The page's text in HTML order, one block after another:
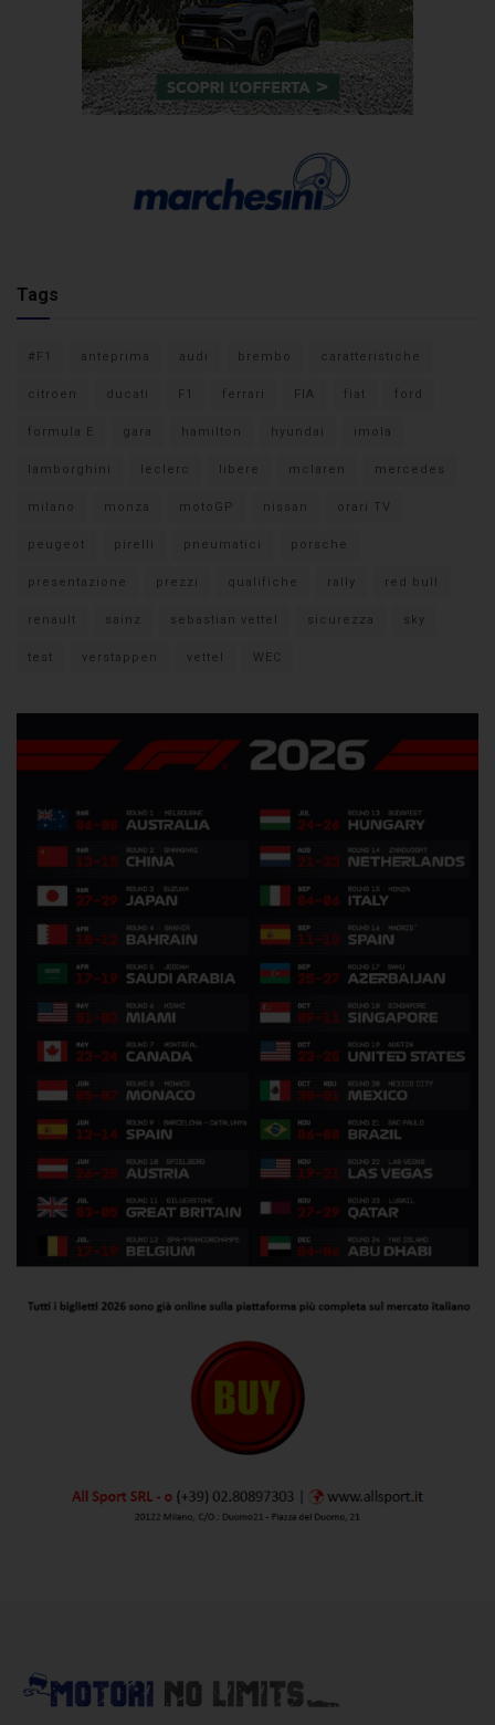
Tags
#F1 anteprima audi brembo caratteristiche
citroen ducati F1 ferrari FIA fiat ford
formula E gara hamilton hyundai imola
lamborghini leclerc libere mclaren mercedes
milano monza motoGP nissan orari TV
peugeot pirelli pneumatici porsche
presentazione prezzi qualifiche rally red bull
renault sainz sebastian vettel sicurezza sky
test verstappen vettel WEC